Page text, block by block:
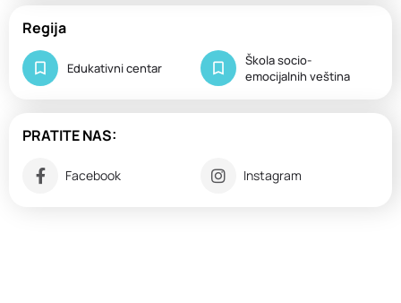
Regija
Edukativni centar
Škola socio-
emocijalnih veština
PRATITE NAS:
Facebook Instagram